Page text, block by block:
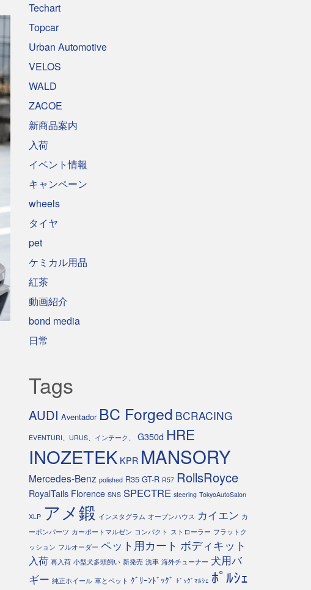
Techart
Topcar
Urban Automotive
VELOS
WALD
ZACOE
新商品案内
入荷
イベント情報
キャンペーン
wheels
タイヤ
pet
ケミカル用品
紅茶
動画紹介
bond media
日常
Tags
AUDI Aventador BC Forged BCRACING
EVENTURI、URUS、インテーク、 G350d HRE
INOZETEK KPR MANSORY
Mercedes-Benz polished R35 GT-R R57 RollsRoyce
RoyalTails Florence SNS SPECTRE steering TokyoAutoSalon
XLP アメ鍛 インスタグラム オープンハウス カイエン カ
ーボンパーツ カーポートマルゼン コンパクト ストローラー フラットク
ッション フルオーダー ペット用カート ボディキット
入荷 再入荷 小型犬多頭飼い 新発売 洗車 海外チューナー 犬用バ
ギー 純正ホイール 車とペット ｸﾞﾘｰﾝﾄﾞｯｸﾞ ﾄﾞｯｸﾞﾏﾙｼｪ ﾎﾟﾙｼｪ